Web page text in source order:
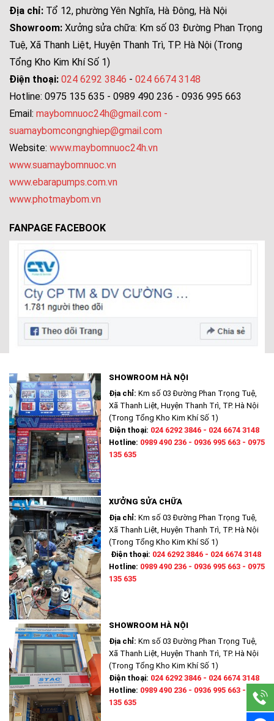
Địa chỉ: Tổ 12, phường Yên Nghĩa, Hà Đông, Hà Nội
Showroom: Xưởng sửa chữa: Km số 03 Đường Phan Trọng
Tuệ, Xã Thanh Liệt, Huyện Thanh Trì, TP. Hà Nội (Trong
Tổng Kho Kim Khí Số 1)
Điện thoại: 024 6292 3846 - 024 6674 3148
Hotline: 0975 135 635 - 0989 490 236 - 0936 995 663
Email: maybomnuoc24h@gmail.com -
suamaybomcongnghiep@gmail.com
Website: www.maybomnuoc24h.vn
www.suamaybomnuoc.vn
www.ebarapumps.com.vn
www.photmaybom.vn
FANPAGE FACEBOOK
SHOWROOM HÀ NỘI
Địa chỉ: Km số 03 Đường Phan Trọng Tuệ,
Xã Thanh Liệt, Huyện Thanh Trì, TP. Hà Nội
(Trong Tổng Kho Kim Khí Số 1)
Điện thoại: 024 6292 3846 - 024 6674 3148
Hotline: 0989 490 236 - 0936 995 663 - 0975
135 635
XƯỞNG SỬA CHỮA
Địa chỉ: Km số 03 Đường Phan Trọng Tuệ,
Xã Thanh Liệt, Huyện Thanh Trì, TP. Hà Nội
(Trong Tổng Kho Kim Khí Số 1)
Điện thoại: 024 6292 3846 - 024 6674 3148
Hotline: 0989 490 236 - 0936 995 663 - 0975
135 635
SHOWROOM HÀ NỘI
Địa chỉ: Km số 03 Đường Phan Trọng Tuệ,
Xã Thanh Liệt, Huyện Thanh Trì, TP. Hà Nội
(Trong Tổng Kho Kim Khí Số 1)
Điện thoại: 024 6292 3846 - 024 6674 3148
Hotline: 0989 490 236 - 0936 995 663 - 0975
135 635